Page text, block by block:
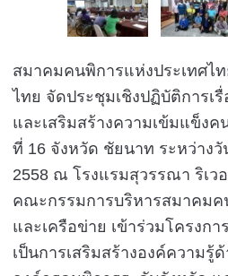
สมาคมคนพิการแห่งประเทศไ
ไทย จัดประชุมเชิงปฏิบัติการเ
และเสริมสร้างความเข้มแข็ง
ที่ 16 จังหวัด ชัยนาท ระหว่าง
2558 ณ โรงแรมสุวรรณา ริเว
คณะกรรมการบริหารสมาคม
และเครือข่าย เข้าร่วมโครงก
เป็นการเสริมสร้างองค์ความรู้